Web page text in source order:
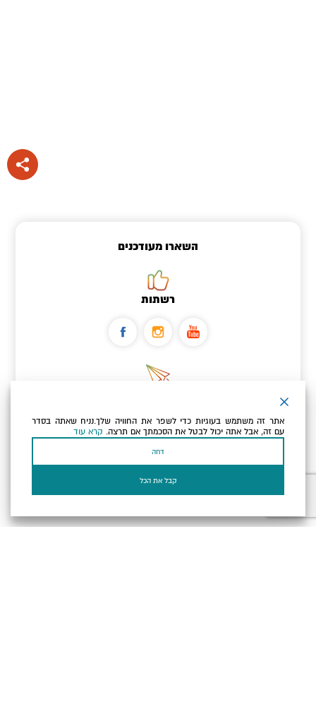
השארו מעודכנים
רשתות
כתובת הדוא"ל שלך
אני מאשר/ת שקראתי ומסכים/הלמדיניות הפרטיות ולמדיניות
אתר זה משתמש בעוגיות כדי לשפר את החוויה שלך.נניח שאתה בסדר
עם זה, אבל אתה יכול לבטל את הסכמתך אם תרצה. קרא עוד
דחה
קבל את הכל